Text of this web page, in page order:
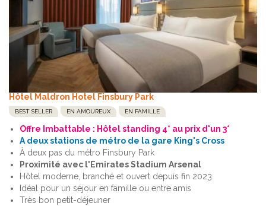
Hôtel Maldron Hotel Finsbury Park
BEST SELLER EN AMOUREUX EN FAMILLE
Offre Imbattable : Hôtel standing 4* au prix d'un 3*
A deux stations de métro de la gare King's Cross
À deux pas du métro Finsbury Park
Proximité avec l'Emirates Stadium Arsenal
Hôtel moderne, branché et ouvert depuis fin 2023
Idéal pour un séjour en famille ou entre amis
Très bon petit-déjeuner